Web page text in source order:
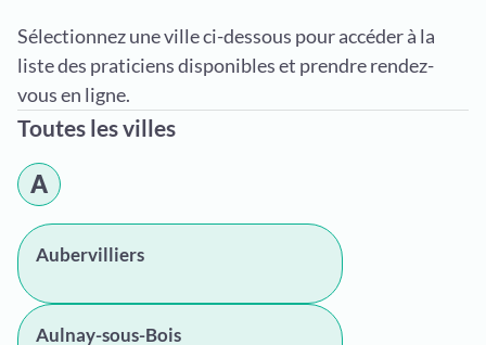
Sélectionnez une ville ci-dessous pour accéder à la
liste des praticiens disponibles et prendre rendez-
vous en ligne.
Toutes les villes
A
Aubervilliers
Aulnay-sous-Bois